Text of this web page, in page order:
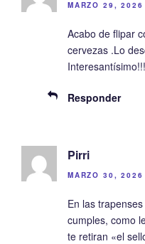
MARZO 29,
Acabo de flipar
cervezas .Lo
Interesantísimo!!!
Responder
Pirri
MARZO 30,
En las
cumples, como
te retiran «el